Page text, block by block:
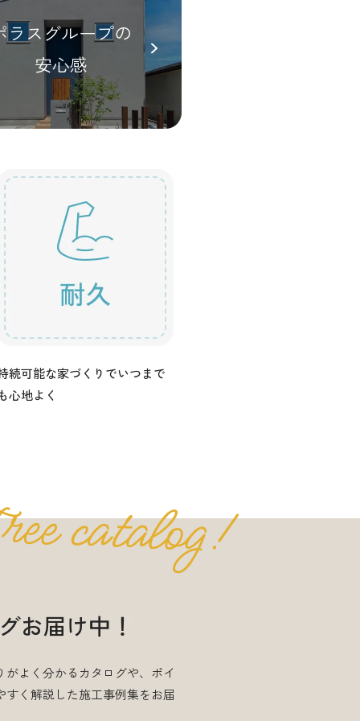
ラスグループの
安心感
続可能な家づくりでいつまで
心地よく
お届け中！
よく分かるカタログや、ポイ
すく解説した施工事例集をお届